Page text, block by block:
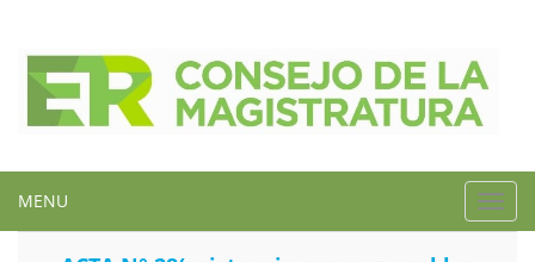
MENU